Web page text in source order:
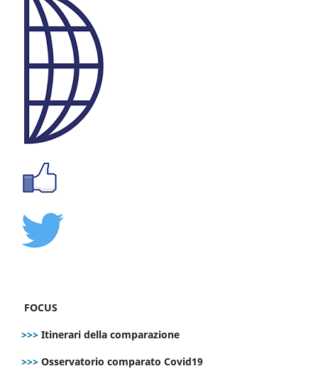
FOCUS
>>> Itinerari della comparazione
>>> Osservatorio comparato Covid19